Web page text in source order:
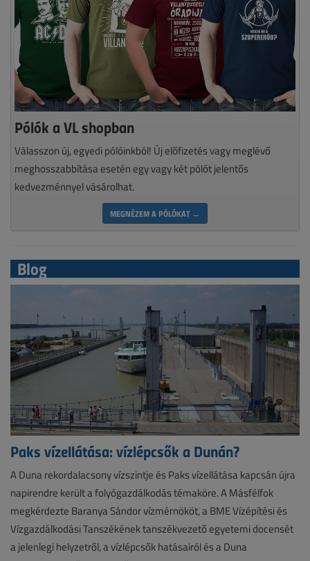
Pólók a VL shopban
Válasszon új, egyedi pólóinkból! Új előfizetés vagy meglévő
meghosszabbítása esetén egy vagy két pólót jelentős
kedvezménnyel vásárolhat.
MEGNÉZEM A PÓLÓKAT →
Blog
Paks vízellátása: vízlépcsők a Dunán?
A Duna rekordalacsony vízszintje és Paks vízellátása kapcsán újra
napirendre került a folyógazdálkodás témaköre. A Másfélfok
megkérdezte Baranya Sándor vízmérnököt, a BME Vízépítési és
Vízgazdálkodási Tanszékének tanszékvezető egyetemi docensét
a jelenlegi helyzetről, a vízlépcsők hatásairól és a Duna